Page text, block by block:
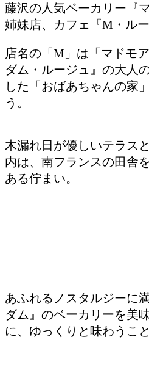
藤沢の人気ベーカリー『
姉妹店、カフェ『M・ルー
店名の「M」は「マドモ
ダム・ルージュ』の大人
した「おばあちゃんの家
う。
木漏れ日が優しいテラス
内は、南フランスの田舎
ある佇まい。
あふれるノスタルジーに
ダム』のベーカリーを美
に、ゆっくりと味わうこ